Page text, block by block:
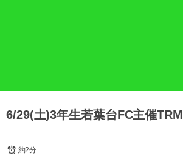
6/29(土)3年生若葉台FC主催TRM
約2分